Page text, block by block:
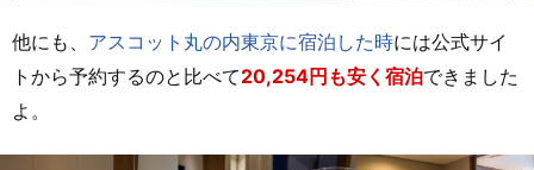
他にも、 アスコット丸の内東京に宿泊した時には公式サイ
トから予約するのと比べて20,254円も安く宿泊できました
よ。